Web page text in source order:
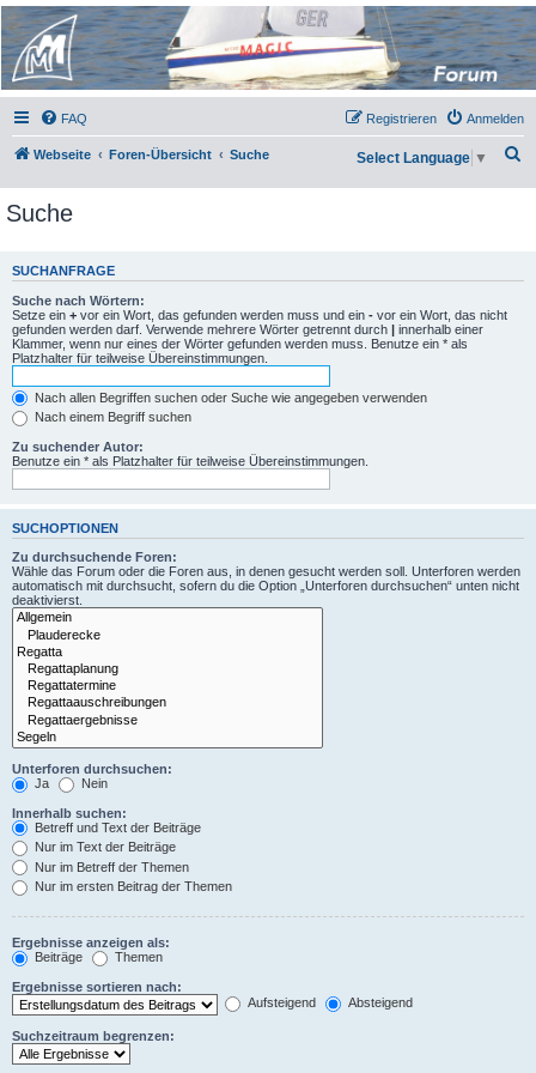
Micro Magic Forum
Deutschland
FAQ Anmelden
Registrieren
Webseite Foren-Übersicht Suche Select Language ▼
Suche
SUCHANFRAGE
Suche nach Wörtern:
Setze ein + vor ein Wort, das gefunden werden muss und ein - vor ein Wort, das nicht
gefunden werden darf. Verwende mehrere Wörter getrennt durch | innerhalb einer
Klammer, wenn nur eines der Wörter gefunden werden muss. Benutze ein * als
Platzhalter für teilweise Übereinstimmungen.
Nach allen Begriffen suchen oder Suche wie angegeben verwenden
Nach einem Begriff suchen
Zu suchender Autor:
Benutze ein * als Platzhalter für teilweise Übereinstimmungen.
SUCHOPTIONEN
Zu durchsuchende Foren:
Wähle das Forum oder die Foren aus, in denen gesucht werden soll. Unterforen werden
automatisch mit durchsucht, sofern du die Option „Unterforen durchsuchen“ unten nicht
deaktivierst.
Unterforen durchsuchen:
Ja
Nein
Innerhalb suchen:
Betreff und Text der Beiträge
Nur im Text der Beiträge
Nur im Betreff der Themen
Nur im ersten Beitrag der Themen
Ergebnisse anzeigen als:
Beiträge
Themen
Ergebnisse sortieren nach:
Aufsteigend
Absteigend
Suchzeitraum begrenzen: